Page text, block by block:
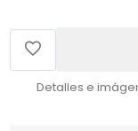
Detalles e